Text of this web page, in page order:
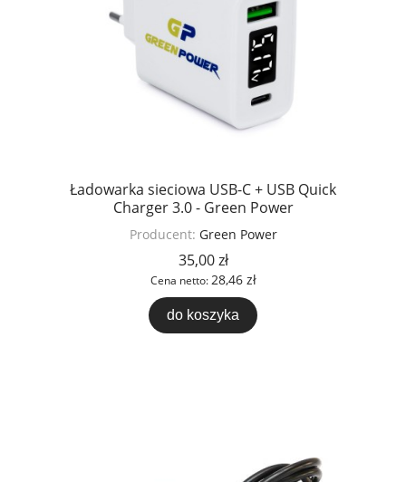
Ładowarka sieciowa USB-C + USB Quick
Charger 3.0 - Green Power
Producent: Green Power
35,00 zł
Cena netto:28,46 zł
do koszyka